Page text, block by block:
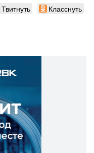
Твитнуть Класснуть